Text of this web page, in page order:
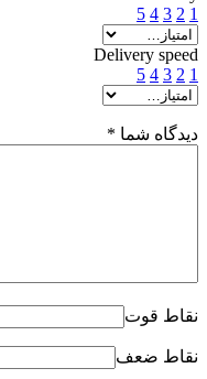
1
2
3
4
5
Delivery speed
1
2
3
4
5
دیدگاه شما *
نقاط قوت
نقاط ضعف